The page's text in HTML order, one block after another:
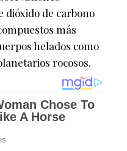
dióxido de carbono
más
helados como
rocosos.